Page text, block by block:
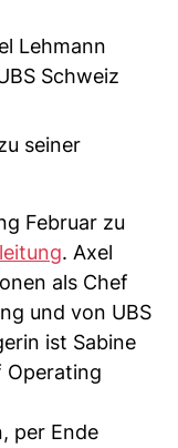
Lehmann
Schweiz
seiner
Februar zu
. Axel
als Chef
und von UBS
ist Sabine
Operating
per Ende